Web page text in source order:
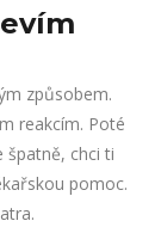
způsobem.
reakcím. Poté
špatně, chci ti
pomoc.